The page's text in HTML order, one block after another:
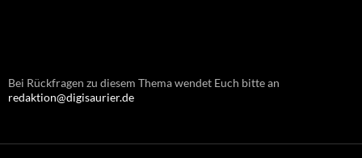
Bei Rückfragen zu diesem Thema wendet Euch bitte an
redaktion@digisaurier.de